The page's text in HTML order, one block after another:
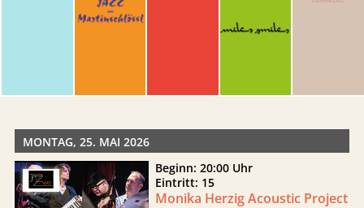
MONTAG, 25. MAI 2026
Beginn: 20:00 Uhr
Eintritt: 15
Monika Herzig Acoustic Project